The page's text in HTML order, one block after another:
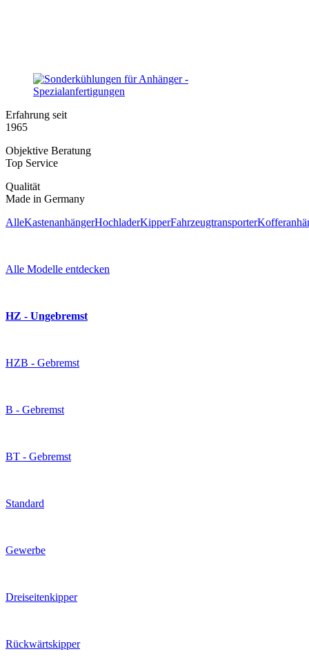
Erfahrung seit
1965
Objektive Beratung
Top Service
Qualität
Made in Germany
AlleKastenanhängerHochladerKipperFahrzeugtransporter
Alle Modelle entdecken
HZ - Ungebremst
HZB - Gebremst
B - Gebremst
BT - Gebremst
Standard
Gewerbe
Dreiseitenkipper
Rückwärtskipper